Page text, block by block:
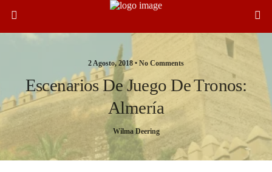
2 Agosto, 2018 • No Comments
Escenarios De Juego De Tronos:
Almería
Wilma Deering